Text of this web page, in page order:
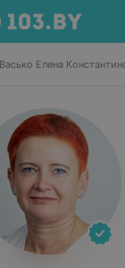
Васько Елена